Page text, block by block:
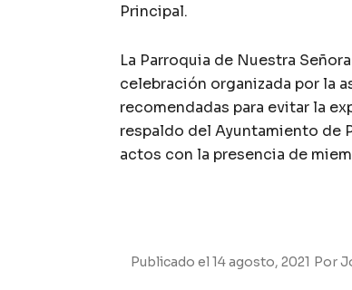
Principal.
La Parroquia de Nuestra
celebración organizada por la
recomendadas para evitar la
respaldo del Ayuntamiento de
actos con la presencia de
Publicado el 14 agosto, 2021 Por